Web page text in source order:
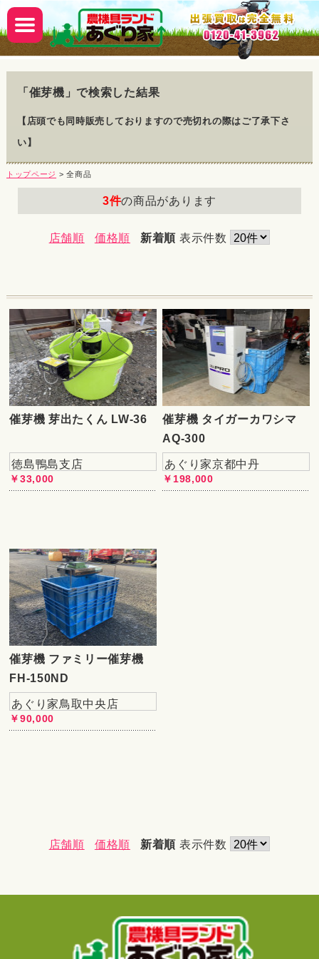
「 催芽機 」で検索した結果
【店頭でも同時販売しておりますので売切れの際はご了承下さ
い】
トップページ > 全商品
3件の商品があります
店舗順 価格順 新着順 表示件数
催芽機 芽出たくん LW-36
徳島鴨島支店
￥33,000
催芽機 タイガーカワシマ
AQ-300
あぐり家京都中丹
￥198,000
催芽機 ファミリー催芽機
FH-150ND
あぐり家鳥取中央店
￥90,000
店舗順 価格順 新着順 表示件数